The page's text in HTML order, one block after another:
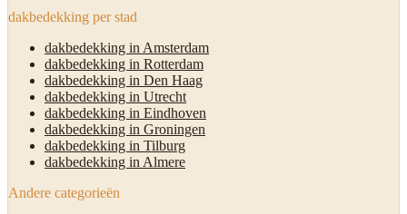
dakbedekking per stad
dakbedekking in Amsterdam
dakbedekking in Rotterdam
dakbedekking in Den Haag
dakbedekking in Utrecht
dakbedekking in Eindhoven
dakbedekking in Groningen
dakbedekking in Tilburg
dakbedekking in Almere
Andere categorieën